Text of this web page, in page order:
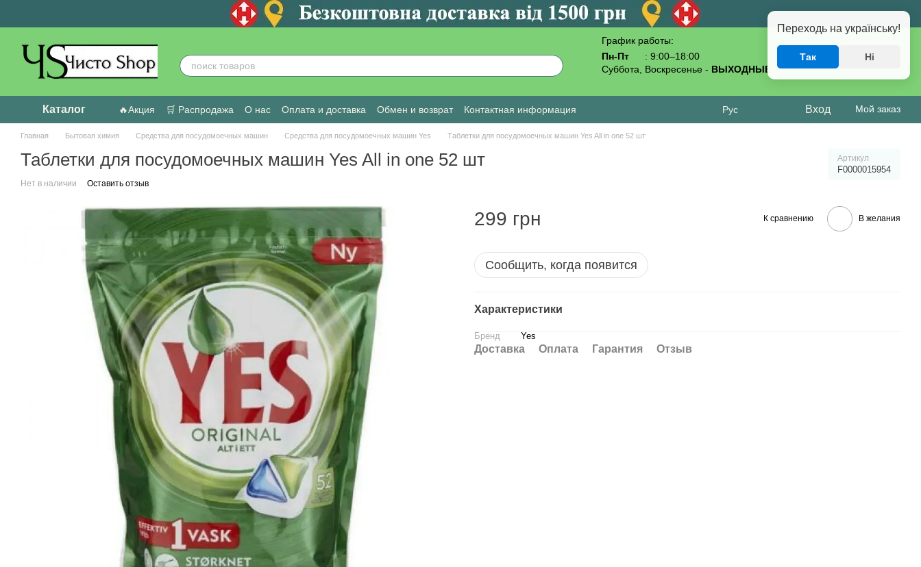
График работы:
Пн-Пт
: 9:00–18:00
Суббота, Воскресенье - ВЫХОДНЫЕ
093-619-80-70
Каталог 🔥Акция 🛒 Распродажа О нас Оплата и доставка Обмен и возврат
Контактная информация
Пользовательское соглашение
Отзывы о магазине
Рус Вход Мой заказ
Главная Бытовая химия Средства для посудомоечных машин Средства для посудомоечных машин Yes Таблетки для посудомоечных машин Yes All in one 52 шт
Таблетки для посудомоечных машин Yes All in one 52 шт Артикул
F0000015954
Нет в наличии Оставить отзыв
299 грн К сравнению В желания
Сообщить, когда появится
Характеристики
Бренд Yes
Доставка Оплата Гарантия Отзыв
Переходь на українську!
Так Ні